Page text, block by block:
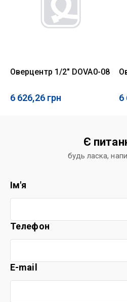
Оверцентр 1/2" DOVA0-08
6 626,26 грн 6
Є
будь ласка,
Ім'я
Телефон
E-mail